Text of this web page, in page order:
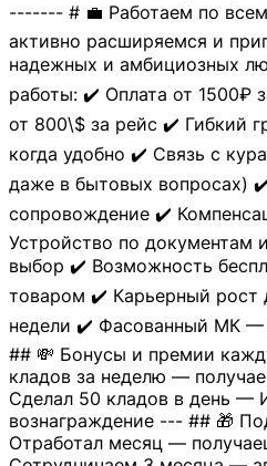
------- # 💼 Работаем по
активно расширяемся и
надежных и амбициозных
работы: ✔️ Оплата от 1500₽
от 800\$ за рейс ✔️ Гибкий
когда удобно ✔️ Связь с
даже в бытовых вопросах)
сопровождение ✔️
Устройство по документам
выбор ✔️ Возможность
товаром ✔️ Карьерный рост
недели ✔️ Фасованный МК —
## 💸 Бонусы и премии
кладов за неделю —
Сделал 50 кладов в день —
вознаграждение --- ## 🎁
Отработал месяц —